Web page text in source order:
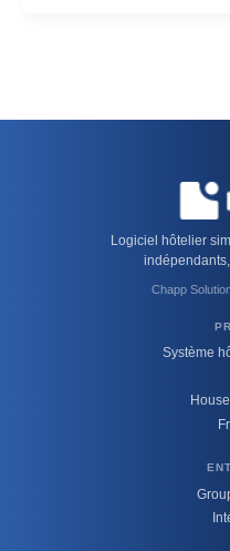
Logiciel hôtelier
Chapp
Système